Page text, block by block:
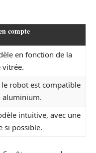
compte
en fonction de la
vitrée.
robot est compatible
aluminium.
intuitive, avec une
si possible.